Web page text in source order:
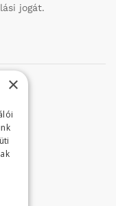
jogát.
×